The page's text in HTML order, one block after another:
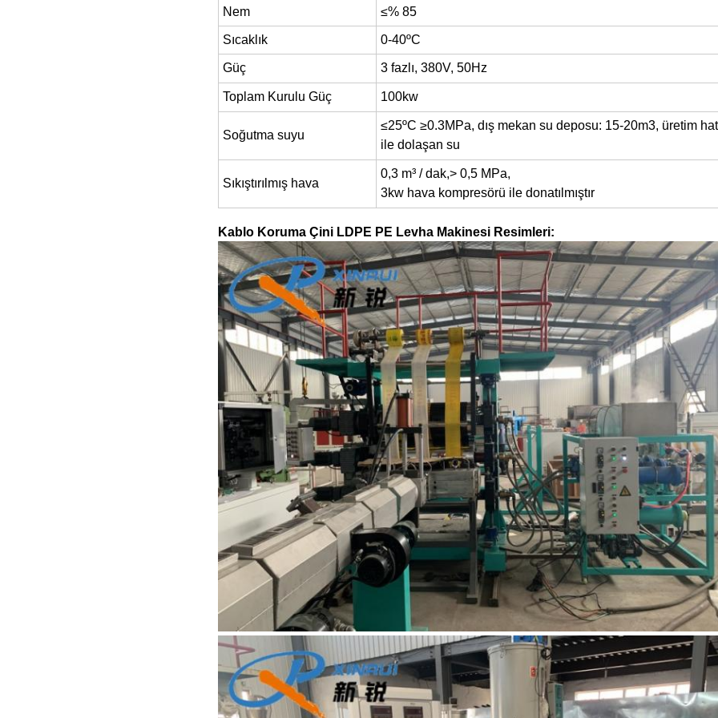
Nem ≤% 85
Sıcaklık 0-40ºC
Güç 3 fazlı, 380V, 50Hz
Toplam Kurulu Güç 100kw
Soğutma suyu
≤25ºC ≥0.3MPa, dış mekan su deposu: 15-20m3, üretim
ile dolaşan su
Sıkıştırılmış hava
0,3 m³ / dak,> 0,5 MPa,
3kw hava kompresörü ile donatılmıştır
Kablo Koruma Çini LDPE PE Levha Makinesi Resimleri: